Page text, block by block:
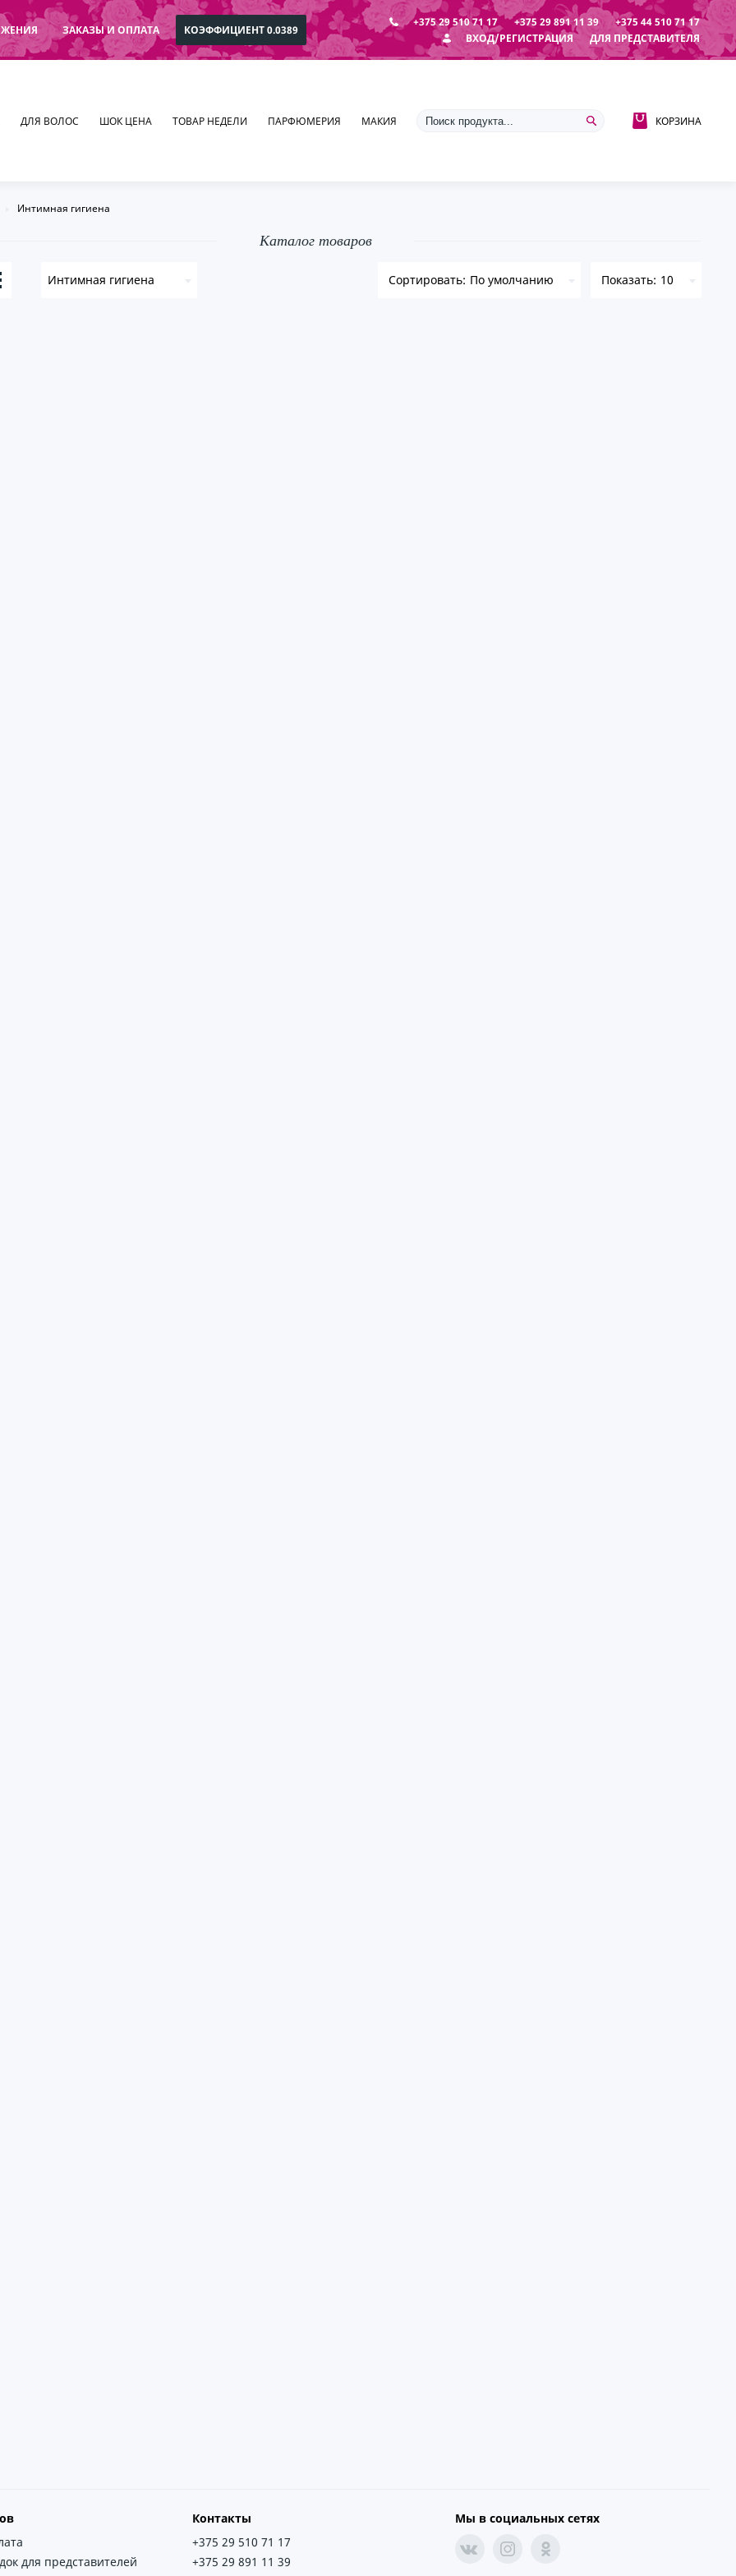
ЗАКАЗЫ И ОПЛАТА КОЭФФИЦИЕНТ 0.0389
+375 29 510 71 17 +375 29 891 11 39
+375 44 510 71 17
ВХОД/РЕГИСТРАЦИЯ
ДЛЯ ПРЕДСТАВИТЕЛЯ
ДЛЯ ВОЛОС ШОК ЦЕНА ТОВАР НЕДЕЛИ ПАРФЮМЕРИЯ МАКИЯЖ УХОД ЗА ЛИЦОМ И ТЕЛОМ КОРЗИНА
Интимная гигиена
Каталог товаров
Интимная гигиена По умолчанию 10
для представителей
Контакты
+375 29 510 71 17
+375 29 891 11 39
Мы в социальных сетях